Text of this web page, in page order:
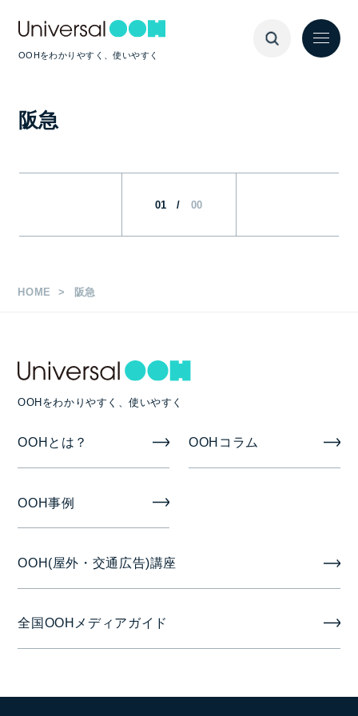
OOHをわかりやすく、使いやすく
阪急
01 / 00
HOME 阪急
OOHをわかりやすく、使いやすく
OOHとは？ OOHコラム
OOH事例
OOH(屋外・交通広告)講座
全国OOHメディアガイド